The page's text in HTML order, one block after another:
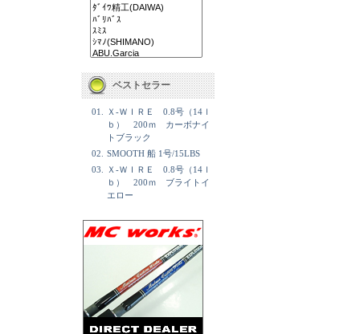
ベストセラー
01.
Ｘ-ＷＩＲＥ 0.8号（14ｌ
ｂ） 200ｍ カーボナイ
トブラック
02.
SMOOTH 船 1号/15LBS
03.
Ｘ-ＷＩＲＥ 0.8号（14ｌ
ｂ） 200ｍ ブライトイ
エロー